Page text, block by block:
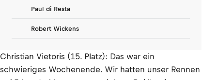
Paul di Resta
Robert Wickens
Christian Vietoris (15. Platz): Das war ein
schwieriges Wochenende. Wir hatten unser Rennen